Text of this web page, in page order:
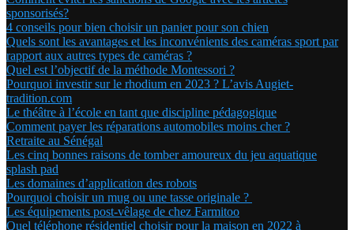
sponsorisés?
4 conseils pour bien choisir un panier pour son chien
Quels sont les avantages et les inconvénients des caméras sport par
rapport aux autres types de caméras ?
Quel est l’objectif de la méthode Montessori ?
Pourquoi investir sur le rhodium en 2023 ? L’avis Augiet-
tradition.com
Le théâtre à l’école en tant que discipline pédagogique
Comment payer les réparations automobiles moins cher ?
Retraite au Sénégal
Les cinq bonnes raisons de tomber amoureux du jeu aquatique
splash pad
Les domaines d’application des robots
Pourquoi choisir un mug ou une tasse originale ?
Les équipements post-vêlage de chez Farmitoo
Quel téléphone résidentiel choisir pour la maison en 2022 à